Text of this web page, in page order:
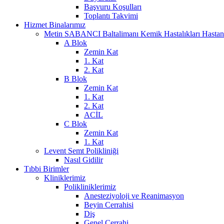
Başvuru Koşulları
Toplantı Takvimi
Hizmet Binalarımız
Metin SABANCI Baltalimanı Kemik Hastalıkları
A Blok
Zemin Kat
1. Kat
2. Kat
B Blok
Zemin Kat
1. Kat
2. Kat
ACİL
C Blok
Zemin Kat
1. Kat
Levent Semt Polikliniği
Nasıl Gidilir
Tıbbi Birimler
Kliniklerimiz
Polikliniklerimiz
Anesteziyoloji ve Reanimasyon
Beyin Cerrahisi
Diş